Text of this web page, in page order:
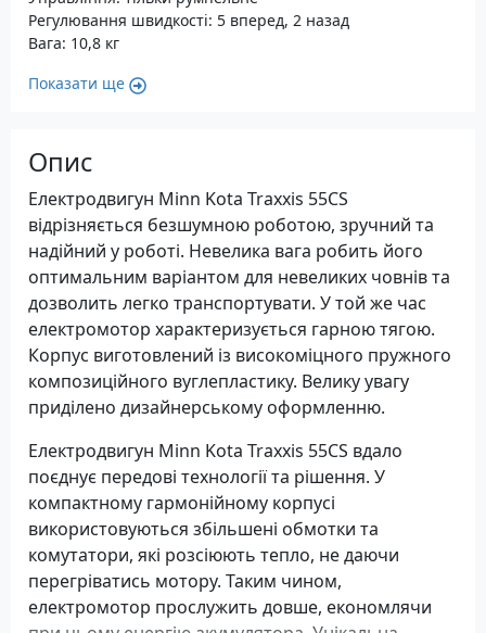
Регулювання швидкості: 5 вперед, 2 назад
Вага: 10,8 кг
Показати ще
Опис
Електродвигун Minn Kota Traxxis 55CS
відрізняється безшумною роботою, зручний та
надійний у роботі. Невелика вага робить його
оптимальним варіантом для невеликих човнів та
дозволить легко транспортувати. У той же час
електромотор характеризується гарною тягою.
Корпус виготовлений із високоміцного пружного
композиційного вуглепластику. Велику увагу
приділено дизайнерському оформленню.
Електродвигун Minn Kota Traxxis 55CS вдало
поєднує передові технології та рішення. У
компактному гармонійному корпусі
використовуються збільшені обмотки та
комутатори, які розсіюють тепло, не даючи
перегріватись мотору. Таким чином,
електромотор прослужить довше, економлячи